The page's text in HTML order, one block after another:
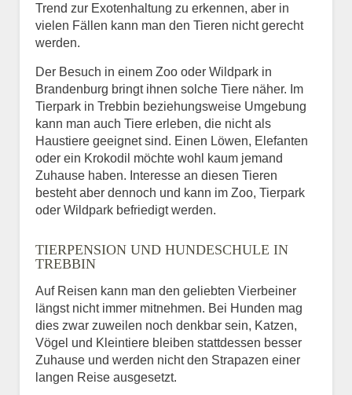
Trend zur Exotenhaltung zu erkennen, aber in
vielen Fällen kann man den Tieren nicht gerecht
werden.
Der Besuch in einem Zoo oder Wildpark in
Brandenburg bringt ihnen solche Tiere näher. Im
Tierpark in Trebbin beziehungsweise Umgebung
kann man auch Tiere erleben, die nicht als
Haustiere geeignet sind. Einen Löwen, Elefanten
oder ein Krokodil möchte wohl kaum jemand
Zuhause haben. Interesse an diesen Tieren
besteht aber dennoch und kann im Zoo, Tierpark
oder Wildpark befriedigt werden.
TIERPENSION UND HUNDESCHULE IN
TREBBIN
Auf Reisen kann man den geliebten Vierbeiner
längst nicht immer mitnehmen. Bei Hunden mag
dies zwar zuweilen noch denkbar sein, Katzen,
Vögel und Kleintiere bleiben stattdessen besser
Zuhause und werden nicht den Strapazen einer
langen Reise ausgesetzt.